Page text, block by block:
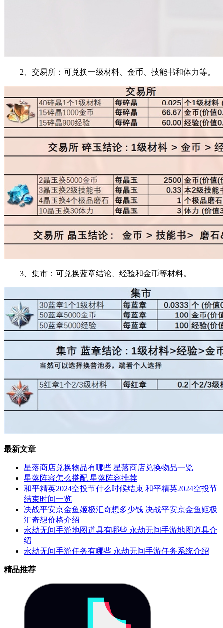
2、交易所：可兑换一级材料、金币、技能书和体力等。
3、集市：可兑换蓝章结论、经验和金币等材料。
最新文章
星落商店兑换物品有哪些 星落商店兑换物品一览
星落阵容怎么搭配 星落阵容推荐
和平精英2024空投节什么时候结束 和平精英2024空投节
结束时间一览
决战平安京金鱼姬极汇奇想多少钱 决战平安京金鱼姬极
汇奇想价格介绍
永劫无间手游地图道具有哪些 永劫无间手游地图道具介
绍
永劫无间手游任务有哪些 永劫无间手游任务系统介绍
精品推荐